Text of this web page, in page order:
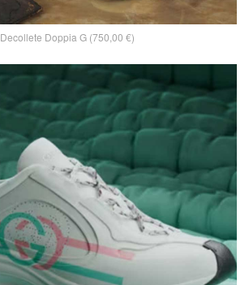
Decollete Doppia G (750,00 €)